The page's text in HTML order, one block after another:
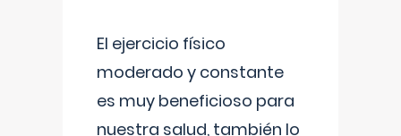
El ejercicio físico
moderado y constante
es muy beneficioso para
nuestra salud, también lo